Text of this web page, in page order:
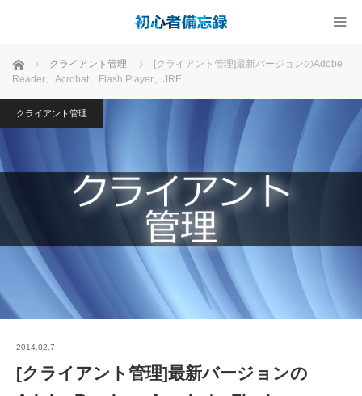
ホーム クライアント管理
[クライアント管理]最新バージョンのAdobe
Reader、Acrobat、Flash Player、JRE
クライアント管理
2014.02.7
[クライアント管理]最新バージョンの